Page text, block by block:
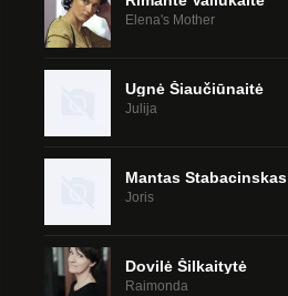
Elena's Mother
Ugnė Šiaučiūnaitė
Julija
Mantas Stabacinskas
Joris
Dovilė Šilkaitytė
Raimonda